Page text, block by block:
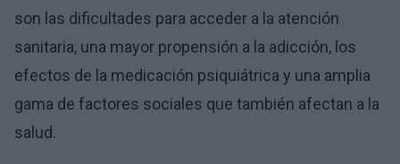
son las dificultades para acceder a la atención
sanitaria, una mayor propensión a la adicción, los
efectos de la medicación psiquiátrica y una amplia
gama de factores sociales que también afectan a la
salud.